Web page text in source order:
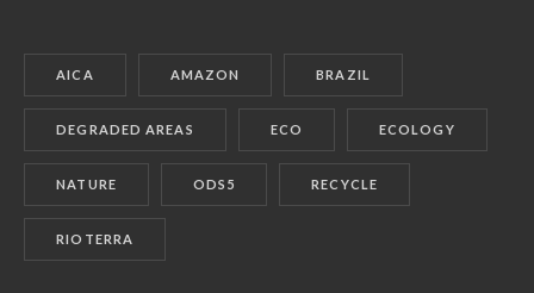
AICA AMAZON BRAZIL
DEGRADED AREAS ECO ECOLOGY
NATURE ODS5 RECYCLE
RIOTERRA